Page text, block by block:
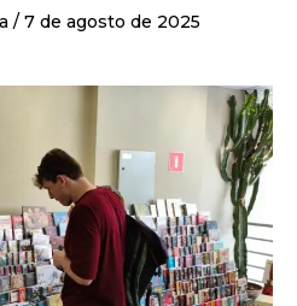
/ 7 de agosto de 2025